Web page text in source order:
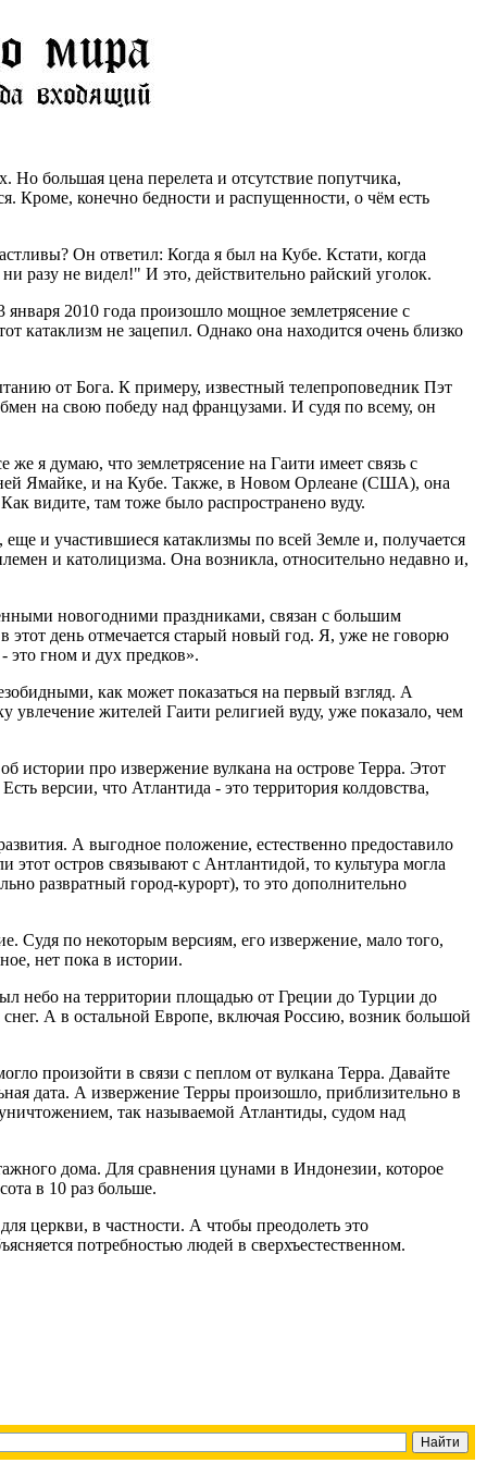
большая цена перелета и отсутствие попутчика,
Кроме, конечно бедности и распущенности, о чём есть
Он ответил: Когда я был на Кубе. Кстати, когда
разу не видел!" И это, действительно райский уголок.
2010 года произошло мощное землетрясение с
катаклизм не зацепил. Однако она находится очень близко
от Бога. К примеру, известный телепроповедник Пэт
на свою победу над французами. И судя по всему, он
я думаю, что землетрясение на Гаити имеет связь с
Ямайке, и на Кубе. Также, в Новом Орлеане (США), она
видите, там тоже было распространено вуду.
и участившиеся катаклизмы по всей Земле и, получается
и католицизма. Она возникла, относительно недавно и,
новогодними праздниками, связан с большим
день отмечается старый новый год. Я, уже не говорю
это гном и дух предков».
как может показаться на первый взгляд. А
увлечение жителей Гаити религией вуду, уже показало, чем
истории про извержение вулкана на острове Терра. Этот
версии, что Атлантида - это территория колдовства,
А выгодное положение, естественно предоставило
этот остров связывают с Антлантидой, то культура могла
развратный город-курорт), то это дополнительно
Судя по некоторым версиям, его извержение, мало того,
нет пока в истории.
небо на территории площадью от Греции до Турции до
А в остальной Европе, включая Россию, возник большой
произойти в связи с пеплом от вулкана Терра. Давайте
дата. А извержение Терры произошло, приблизительно в
так называемой Атлантиды, судом над
дома. Для сравнения цунами в Индонезии, которое
в 10 раз больше.
церкви, в частности. А чтобы преодолеть это
потребностью людей в сверхъестественном.